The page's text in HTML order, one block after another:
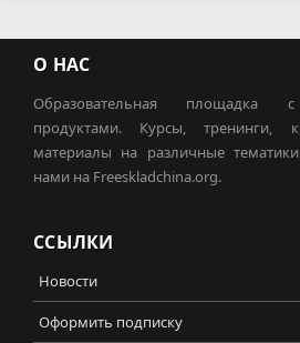
О НАС
Образовательная площадка
продуктами. Курсы, тренинги,
материалы на различные
нами на Freeskladchina.org.
ССЫЛКИ
Новости
Оформить подписку